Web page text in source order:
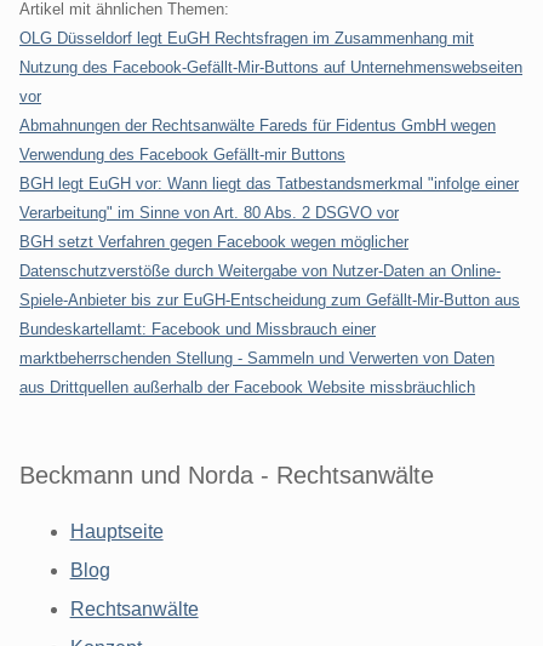
Artikel mit ähnlichen Themen:
OLG Düsseldorf legt EuGH Rechtsfragen im Zusammenhang mit
Nutzung des Facebook-Gefällt-Mir-Buttons auf Unternehmenswebseiten
vor
Abmahnungen der Rechtsanwälte Fareds für Fidentus GmbH wegen
Verwendung des Facebook Gefällt-mir Buttons
BGH legt EuGH vor: Wann liegt das Tatbestandsmerkmal "infolge einer
Verarbeitung" im Sinne von Art. 80 Abs. 2 DSGVO vor
BGH setzt Verfahren gegen Facebook wegen möglicher
Datenschutzverstöße durch Weitergabe von Nutzer-Daten an Online-
Spiele-Anbieter bis zur EuGH-Entscheidung zum Gefällt-Mir-Button aus
Bundeskartellamt: Facebook und Missbrauch einer
marktbeherrschenden Stellung - Sammeln und Verwerten von Daten
aus Drittquellen außerhalb der Facebook Website missbräuchlich
Beckmann und Norda - Rechtsanwälte
Hauptseite
Blog
Rechtsanwälte